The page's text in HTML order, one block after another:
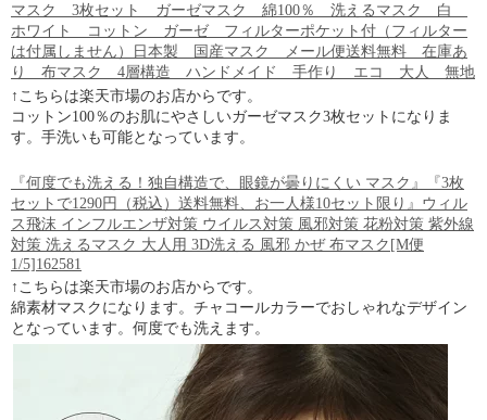
マスク 3枚セット ガーゼマスク 綿100％ 洗えるマスク 白
ホワイト コットン ガーゼ フィルターポケット付（フィルター
は付属しません）日本製 国産マスク メール便送料無料 在庫あ
り 布マスク 4層構造 ハンドメイド 手作り エコ 大人 無地
↑こちらは楽天市場のお店からです。
コットン100％のお肌にやさしいガーゼマスク3枚セットになりま
す。手洗いも可能となっています。
『何度でも洗える！独自構造で、眼鏡が曇りにくい マスク』『3枚
セットで1290円（税込）送料無料、お一人様10セット限り』ウィル
ス飛沫 インフルエンザ対策 ウイルス対策 風邪対策 花粉対策 紫外線
対策 洗えるマスク 大人用 3D洗える 風邪 かぜ 布マスク[M便
1/5]162581
↑こちらは楽天市場のお店からです。
綿素材マスクになります。チャコールカラーでおしゃれなデザイン
となっています。何度でも洗えます。